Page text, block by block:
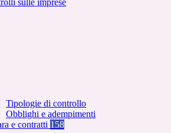
sulle imprese
Tipologie di controllo
Obblighi e adempimenti
e contratti 158